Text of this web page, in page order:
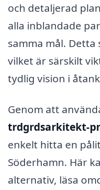
och detaljerad
alla inblandade
samma mål.
vilket är särskilt
tydlig vision i
Genom att
trdgrdsarkitekt-
enkelt hitta en
Söderhamn. Här
alternativ, läsa